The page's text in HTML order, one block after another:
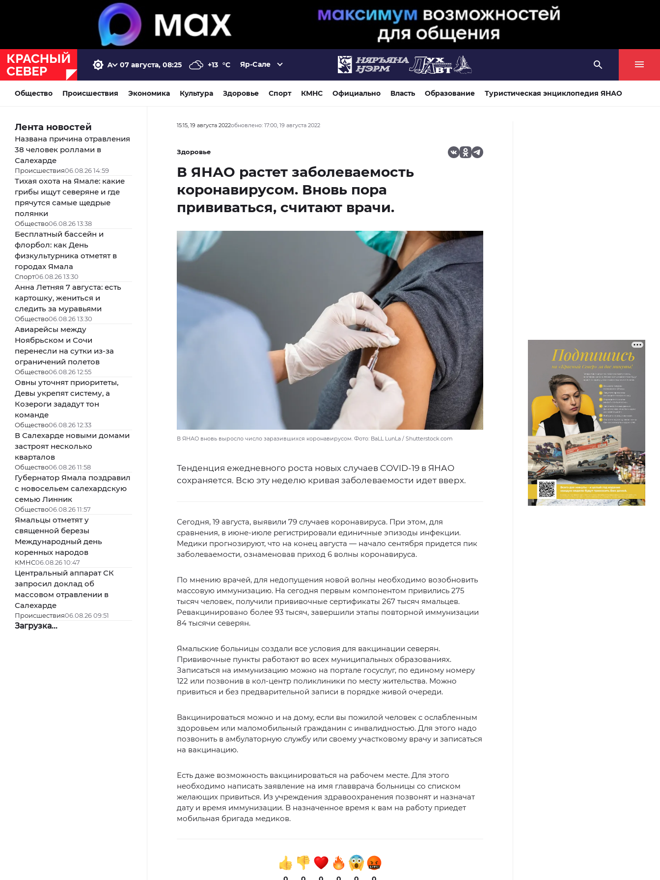
07 августа, 08:25 +13 °C Яр-Сале
Общество Происшествия Экономика Культура Здоровье Спорт КМНС Официально Власть Образование Туристическая энциклопедия ЯНАО
Лента новостей
Названа причина отравления
38 человек роллами в
Салехарде
Происшествия06.08.26 14:59
Тихая охота на Ямале: какие
грибы ищут северяне и где
прячутся самые щедрые
полянки
Общество06.08.26 13:38
Бесплатный бассейн и
флорбол: как День
физкультурника отметят в
городах Ямала
Спорт06.08.26 13:30
Анна Летняя 7 августа: есть
картошку, жениться и
следить за муравьями
Общество06.08.26 13:30
Авиарейсы между
Ноябрьском и Сочи
перенесли на сутки из-за
ограничений полетов
Общество06.08.26 12:55
Овны уточнят приоритеты,
Девы укрепят систему, а
Козероги зададут тон
команде
Общество06.08.26 12:33
В Салехарде новыми домами
застроят несколько
кварталов
Общество06.08.26 11:58
Губернатор Ямала поздравил
с новосельем салехардскую
семью Линник
Общество06.08.26 11:57
Ямальцы отметят у
священной березы
Международный день
коренных народов
КМНС06.08.26 10:47
Центральный аппарат СК
запросил доклад об
массовом отравлении в
Салехарде
Происшествия06.08.26 09:51
Загрузка...
15:15, 19 августа 2022обновлено: 17:00, 19 августа 2022
Здоровье
В ЯНАО растет заболеваемость
коронавирусом. Вновь пора
прививаться, считают врачи.
В ЯНАО вновь выросло число заразившихся коронавирусом. Фото: BaLL LunLa / Shutterstock.com
Тенденция ежедневного роста новых случаев CОVID-19 в ЯНАО
сохраняется. Всю эту неделю кривая заболеваемости идет вверх.
Сегодня, 19 августа, выявили 79 случаев коронавируса. При этом, для
сравнения, в июне-июле регистрировали единичные эпизоды инфекции.
Медики прогнозируют, что на конец августа — начало сентября придется пик
заболеваемости, ознаменовав приход 6 волны коронавируса.
По мнению врачей, для недопущения новой волны необходимо возобновить
массовую иммунизацию. На сегодня первым компонентом привились 275
тысяч человек, получили прививочные сертификаты 267 тысяч ямальцев.
Ревакцинировано более 93 тысяч, завершили этапы повторной иммунизации
84 тысячи северян.
Ямальские больницы создали все условия для вакцинации северян.
Прививочные пункты работают во всех муниципальных образованиях.
Записаться на иммунизацию можно на портале госуслуг, по единому номеру
122 или позвонив в кол-центр поликлиники по месту жительства. Можно
привиться и без предварительной записи в порядке живой очереди.
Вакцинироваться можно и на дому, если вы пожилой человек с ослабленным
здоровьем или маломобильный гражданин с инвалидностью. Для этого надо
позвонить в амбулаторную службу или своему участковому врачу и записаться
на вакцинацию.
Есть даже возможность вакцинироваться на рабочем месте. Для этого
необходимо написать заявление на имя главврача больницы со списком
желающих привиться. Из учреждения здравоохранения позвонят и назначат
дату и время иммунизации. В назначенное время к вам на работу приедет
мобильная бригада медиков.